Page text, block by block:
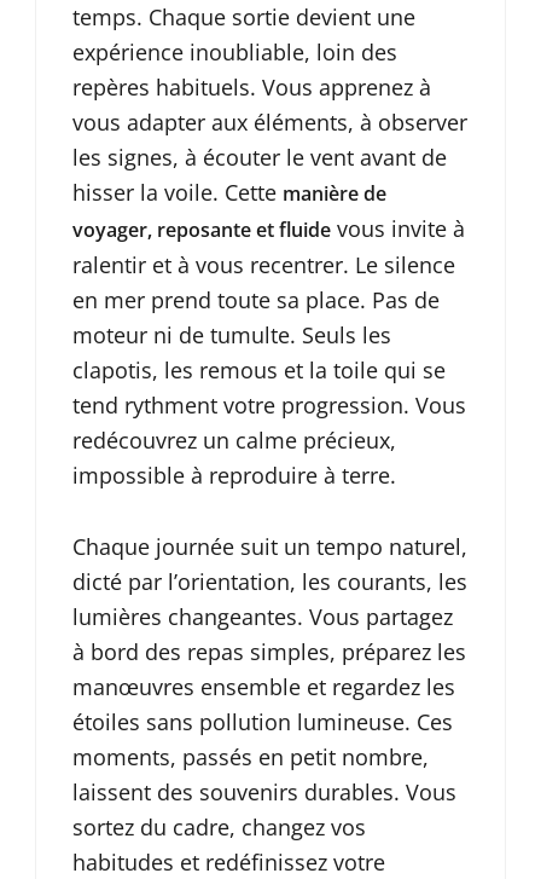
temps. Chaque sortie devient une
expérience inoubliable, loin des
repères habituels. Vous apprenez à
vous adapter aux éléments, à observer
les signes, à écouter le vent avant de
hisser la voile. Cette manière de
voyager, reposante et fluide vous invite à
ralentir et à vous recentrer. Le silence
en mer prend toute sa place. Pas de
moteur ni de tumulte. Seuls les
clapotis, les remous et la toile qui se
tend rythment votre progression. Vous
redécouvrez un calme précieux,
impossible à reproduire à terre.
Chaque journée suit un tempo naturel,
dicté par l’orientation, les courants, les
lumières changeantes. Vous partagez
à bord des repas simples, préparez les
manœuvres ensemble et regardez les
étoiles sans pollution lumineuse. Ces
moments, passés en petit nombre,
laissent des souvenirs durables. Vous
sortez du cadre, changez vos
habitudes et redéfinissez votre